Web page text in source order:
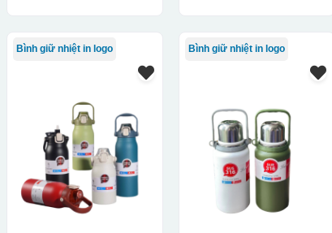
Bình giữ nhiệt in logo Bình giữ nhiệt in logo